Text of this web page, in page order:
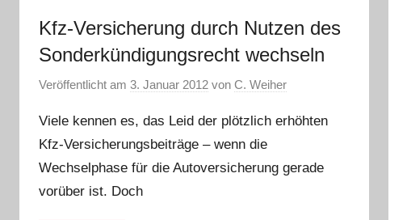
Kfz-Versicherung durch Nutzen des
Sonderkündigungsrecht wechseln
Veröffentlicht am 3. Januar 2012 von C. Weiher
Viele kennen es, das Leid der plötzlich erhöhten
Kfz-Versicherungsbeiträge – wenn die
Wechselphase für die Autoversicherung gerade
vorüber ist. Doch